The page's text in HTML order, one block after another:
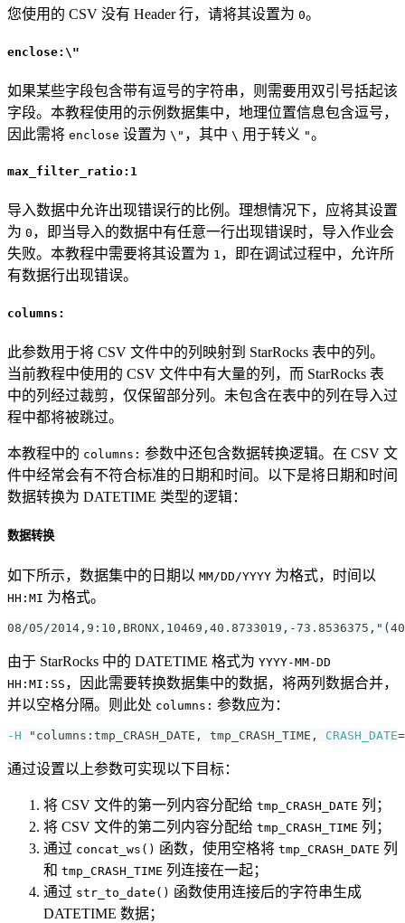
您使用的 CSV 没有 Header 行，请将其设置为 0。
enclose:\"
如果某些字段包含带有逗号的字符串，则需要用双引号括起该
字段。本教程使用的示例数据集中，地理位置信息包含逗号，
因此需将 enclose 设置为 \" ，其中 \ 用于转义 "。
max_filter_ratio:1
导入数据中允许出现错误行的比例。理想情况下，应将其设置
为 0 ，即当导入的数据中有任意一行出现错误时，导入作业会
失败。本教程中需要将其设置为 1 ，即在调试过程中，允许所
有数据行出现错误。
columns:
此参数用于将 CSV 文件中的列映射到 StarRocks 表中的列。
当前教程中使用的 CSV 文件中有大量的列，而 StarRocks 表
中的列经过裁剪，仅保留部分列。未包含在表中的列在导入过
程中都将被跳过。
本教程中的 columns: 参数中还包含数据转换逻辑。在 CSV 文
件中经常会有不符合标准的日期和时间。以下是将日期和时间
数据转换为 DATETIME 类型的逻辑：
数据转换
如下所示，数据集中的日期以 MM/DD/YYYY 为格式，时间以
HH:MI 为格式。
08/05/2014,9:10,BRONX,10469,40.8733019,-
由于 StarRocks 中的 DATETIME 格式为 YYYY-MM-DD
HH:MI:SS ，因此需要转换数据集中的数据，将两列数据合并，
并以空格分隔。则此处 columns: 参数应为：
-H "columns:tmp_CRASH_DATE, tmp_CRASH_TIME, CRASH_DATE=
通过设置以上参数可实现以下目标：
将 CSV 文件的第一列内容分配给 tmp_CRASH_DATE 列；
将 CSV 文件的第二列内容分配给 tmp_CRASH_TIME 列；
通过 concat_ws() 函数，使用空格将 tmp_CRASH_DATE 列
和 tmp_CRASH_TIME 列连接在一起；
通过 str_to_date() 函数使用连接后的字符串生成
DATETIME 数据；